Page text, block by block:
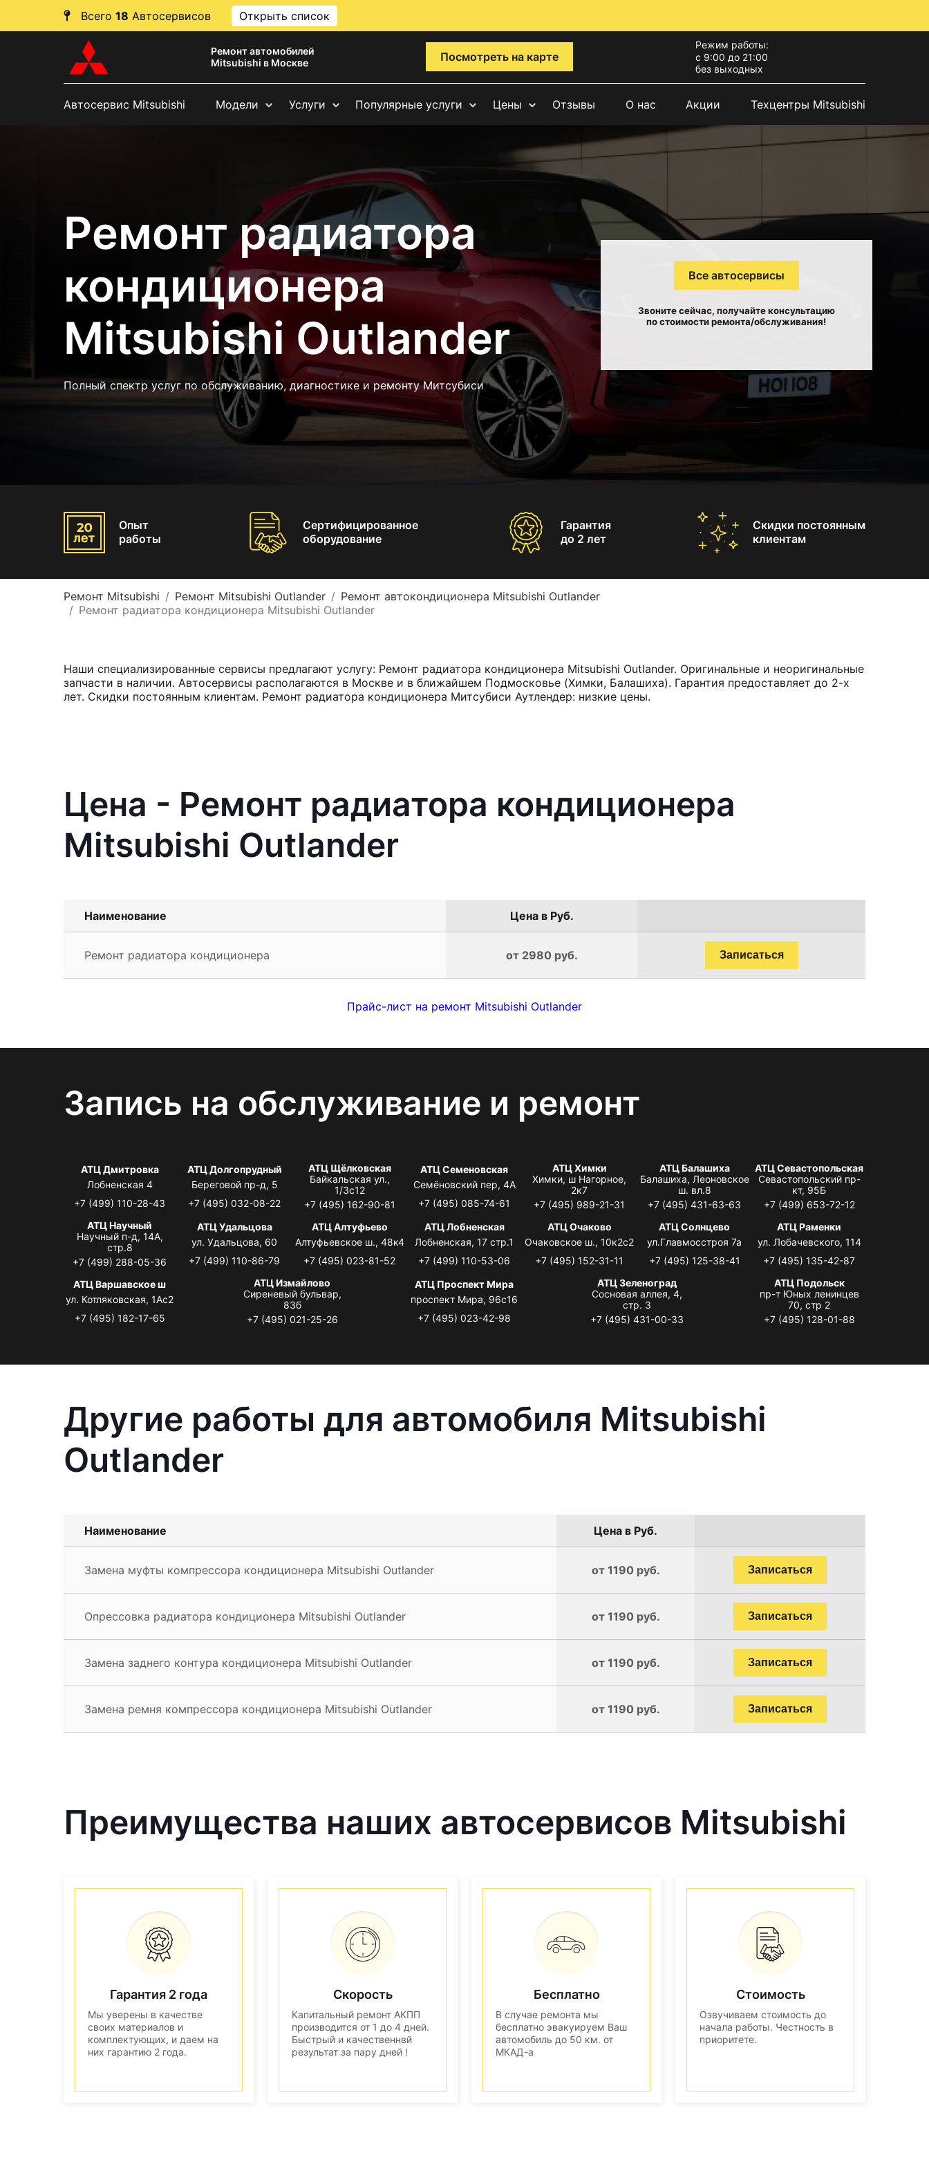
Всего 18 Автосервисов Открыть список
Ремонт автомобилей
Mitsubishi в Москве
Посмотреть на карте
Режим работы:
с 9:00 до 21:00
без выходных
Автосервис Mitsubishi Модели Услуги Популярные услуги Цены Отзывы О нас Акции Техцентры Mitsubishi
Ремонт радиатора
кондиционера
Mitsubishi Outlander
Полный спектр услуг по обслуживанию, диагностике и ремонту Митсубиси
Все автосервисы
Звоните сейчас, получайте консультацию
по стоимости ремонта/обслуживания!
Опыт
работы
Сертифицированное
оборудование
Гарантия
до 2 лет
Скидки постоянным
клиентам
Ремонт Mitsubishi Ремонт Mitsubishi Outlander
Ремонт автокондиционера Mitsubishi Outlander
Ремонт радиатора кондиционера Mitsubishi Outlander
Наши специализированные сервисы предлагают услугу: Ремонт радиатора кондиционера Mitsubishi Outlander. Оригинальные и неоригинальные
запчасти в наличии. Автосервисы располагаются в Москве и в ближайшем Подмосковье (Химки, Балашиха). Гарантия предоставляет до 2-х
лет. Скидки постоянным клиентам. Ремонт радиатора кондиционера Митсубиси Аутлендер: низкие цены.
Цена - Ремонт радиатора кондиционера
Mitsubishi Outlander
Наименование Цена в Руб.
Ремонт радиатора кондиционера от 2980 руб. Записаться
Прайс-лист на ремонт Mitsubishi Outlander
Запись на обслуживание и ремонт
АТЦ Дмитровка
Лобненская 4
+7 (499) 110-28-43
АТЦ Долгопрудный
Береговой пр-д, 5
+7 (495) 032-08-22
АТЦ Щёлковская
Байкальская ул.,
1/3с12
+7 (495) 162-90-81
АТЦ Семеновская
Семёновский пер, 4А
+7 (495) 085-74-61
АТЦ Химки
Химки, ш Нагорное,
2к7
+7 (495) 989-21-31
АТЦ Балашиха
Балашиха, Леоновское
ш. вл.8
+7 (495) 431-63-63
АТЦ Севастопольская
Севастопольский пр-
кт, 95Б
+7 (499) 653-72-12
АТЦ Научный
Научный п-д, 14А,
стр.8
+7 (499) 288-05-36
АТЦ Удальцова
ул. Удальцова, 60
+7 (499) 110-86-79
АТЦ Алтуфьево
Алтуфьевское ш., 48к4
+7 (495) 023-81-52
АТЦ Лобненская
Лобненская, 17 стр.1
+7 (499) 110-53-06
АТЦ Очаково
Очаковское ш., 10к2с2
+7 (495) 152-31-11
АТЦ Солнцево
ул.Главмосстроя 7а
+7 (495) 125-38-41
АТЦ Раменки
ул. Лобачевского, 114
+7 (495) 135-42-87
АТЦ Варшавское ш
ул. Котляковская, 1Ас2
+7 (495) 182-17-65
АТЦ Измайлово
Сиреневый бульвар,
83б
+7 (495) 021-25-26
АТЦ Проспект Мира
проспект Мира, 96с16
+7 (495) 023-42-98
АТЦ Зеленоград
Сосновая аллея, 4,
стр. 3
+7 (495) 431-00-33
АТЦ Подольск
пр-т Юных ленинцев
70, стр 2
+7 (495) 128-01-88
Другие работы для автомобиля Mitsubishi
Outlander
Наименование Цена в Руб.
Замена муфты компрессора кондиционера Mitsubishi Outlander от 1190 руб. Записаться
Опрессовка радиатора кондиционера Mitsubishi Outlander от 1190 руб. Записаться
Замена заднего контура кондиционера Mitsubishi Outlander от 1190 руб. Записаться
Замена ремня компрессора кондиционера Mitsubishi Outlander от 1190 руб. Записаться
Преимущества наших автосервисов Mitsubishi
Гарантия 2 года
Мы уверены в качестве
своих материалов и
комплектующих, и даем на
них гарантию 2 года.
Скорость
Капитальный ремонт АКПП
производится от 1 до 4 дней.
Быстрый и качественнвй
результат за пару дней !
Бесплатно
В случае ремонта мы
бесплатно эвакуируем Ваш
автомобиль до 50 км. от
МКАД-а
Стоимость
Озвучиваем стоимость до
начала работы. Честность в
приоритете.